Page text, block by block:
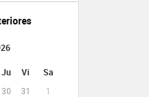
Ju Vi Sa
30 31
1